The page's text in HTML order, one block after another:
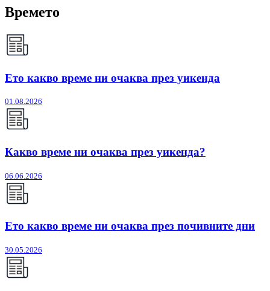
Времето
Ето какво време ни очаква през уикенда
01.08.2026
Какво време ни очаква през уикенда?
06.06.2026
Ето какво време ни очаква през почивните дни
30.05.2026